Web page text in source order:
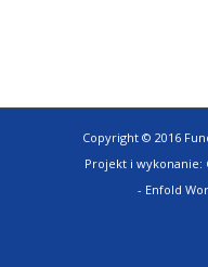
Copyright © 2016
Projekt i wykonanie:
- Enfold